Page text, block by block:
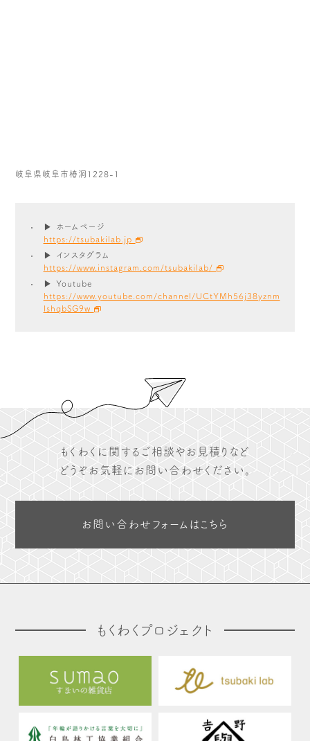
岐阜県岐阜市椿洞1228-1
▶ ホームページ
https://tsubakilab.jp
▶ インスタグラム
https://www.instagram.com/tsubakilab/
▶ Youtube
https://www.youtube.com/channel/UCtYMh56j38yznm
IshqbSG9w
もくわくに関するご相談やお見積りなど
どうぞお気軽にお問い合わせください。
お問い合わせフォームはこちら
もくわくプロジェクト